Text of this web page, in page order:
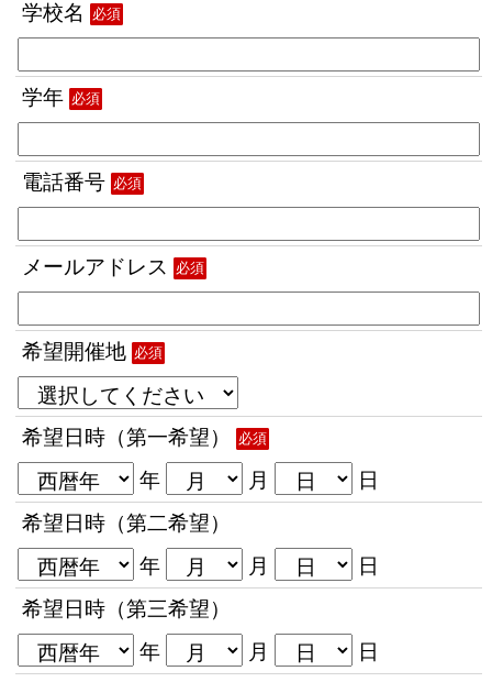
学校名 必須
学年 必須
電話番号 必須
メールアドレス 必須
希望開催地 必須
希望日時（第一希望） 必須
年 月
日
希望日時（第二希望）
年
月
日
希望日時（第三希望）
年
月
日